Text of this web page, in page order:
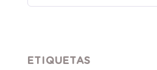
ETIQUETAS